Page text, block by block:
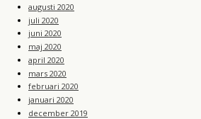
augusti 2020
juli 2020
juni 2020
maj 2020
april 2020
mars 2020
februari 2020
januari 2020
december 2019